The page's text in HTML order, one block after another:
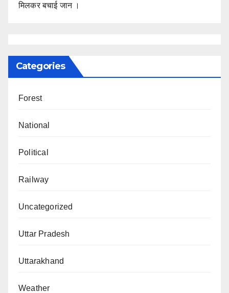
मिलकर बचाई जान ।
Categories
Forest
National
Political
Railway
Uncategorized
Uttar Pradesh
Uttarakhand
Weather